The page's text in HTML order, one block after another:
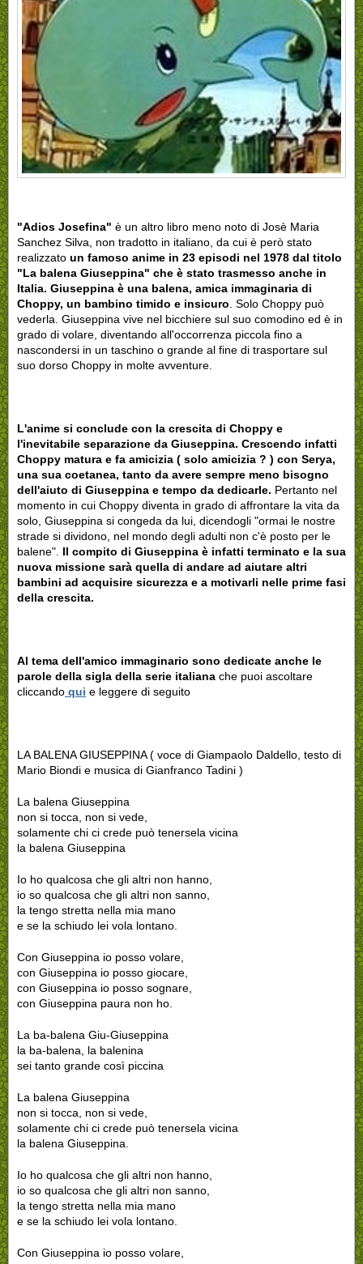
"Adios Josefina" è un altro libro meno noto di Josè Maria
Sanchez Silva, non tradotto in italiano, da cui è però stato
realizzato un famoso anime in 23 episodi nel 1978 dal titolo
"La balena Giuseppina" che è stato trasmesso anche in
Italia. Giuseppina è una balena, amica immaginaria di
Choppy, un bambino timido e insicuro . Solo Choppy può
vederla. Giuseppina vive nel bicchiere sul suo comodino ed è in
grado di volare, diventando all'occorrenza piccola fino a
nascondersi in un taschino o grande al fine di trasportare sul
suo dorso Choppy in molte avventure.
L'anime si conclude con la crescita di Choppy e
l'inevitabile separazione da Giuseppina. Crescendo infatti
Choppy matura e fa amicizia ( solo amicizia ? ) con Serya,
una sua coetanea, tanto da avere sempre meno bisogno
dell'aiuto di Giuseppina e tempo da dedicarle. Pertanto nel
momento in cui Choppy diventa in grado di affrontare la vita da
solo, Giuseppina si congeda da lui, dicendogli "ormai le nostre
strade si dividono, nel mondo degli adulti non c'è posto per le
balene". Il compito di Giuseppina è infatti terminato e la sua
nuova missione sarà quella di andare ad aiutare altri
bambini ad acquisire sicurezza e a motivarli nelle prime fasi
della crescita.
Al tema dell'amico immaginario sono dedicate anche le
parole della sigla della serie italiana che puoi ascoltare
cliccando qui e leggere di seguito
LA BALENA GIUSEPPINA ( voce di Giampaolo Daldello, testo di
Mario Biondi e musica di Gianfranco Tadini )
La balena Giuseppina
non si tocca, non si vede,
solamente chi ci crede può tenersela vicina
la balena Giuseppina
Io ho qualcosa che gli altri non hanno,
io so qualcosa che gli altri non sanno,
la tengo stretta nella mia mano
e se la schiudo lei vola lontano.
Con Giuseppina io posso volare,
con Giuseppina io posso giocare,
con Giuseppina io posso sognare,
con Giuseppina paura non ho.
La ba-balena Giu-Giuseppina
la ba-balena, la balenina
sei tanto grande così piccina
La balena Giuseppina
non si tocca, non si vede,
solamente chi ci crede può tenersela vicina
la balena Giuseppina.
Io ho qualcosa che gli altri non hanno,
io so qualcosa che gli altri non sanno,
la tengo stretta nella mia mano
e se la schiudo lei vola lontano.
Con Giuseppina io posso volare,